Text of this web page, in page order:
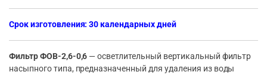
Срок изготовления: 30 календарных дней
Фильтр ФОВ-2,6-0,6 — осветлительный вертикальный фильтр
насыпного типа, предназначенный для удаления из воды